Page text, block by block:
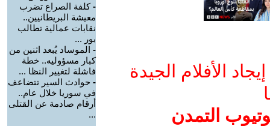
الأفلام الجيدة
التمدن
-كلفة الصراع تضرب
معيشة البريطانيين..
نقابات عمالية تطالب
بور ...
- الموساد يُبعد اثنين من
كبار مسؤوليه.. خطة
فاشلة لتغيير النظا ...
- حوادث السير تتضاعف
في سوريا خلال عام..
أرقام صادمة عن القتلى
...